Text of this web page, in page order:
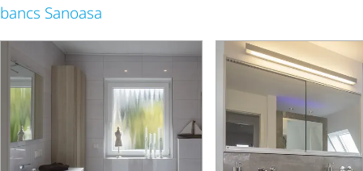
bancs Sanoasa